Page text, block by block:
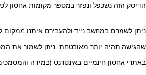
הדיסק הזה נשכפל ונפזר במספר מקומות אחסון
ניתן לשמרם במחשב נייד ולהעבירם איתנו
שהגישה תהיה יותר מאובטחת. ניתן לשמור את
באתרי אחסון חינמיים באינטרנט (במידה